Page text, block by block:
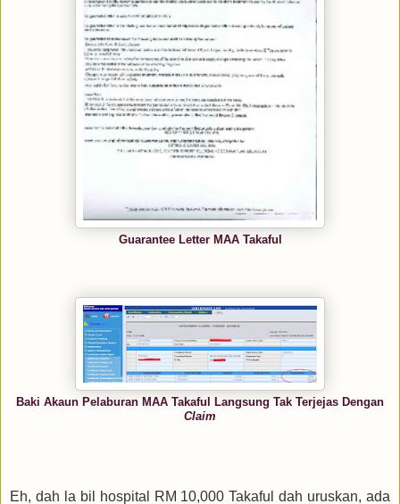
Guarantee Letter MAA Takaful
Baki Akaun Pelaburan MAA Takaful Langsung Tak Terjejas Dengan
Claim
Eh, dah la bil hospital RM 10,000 Takaful dah uruskan, ada